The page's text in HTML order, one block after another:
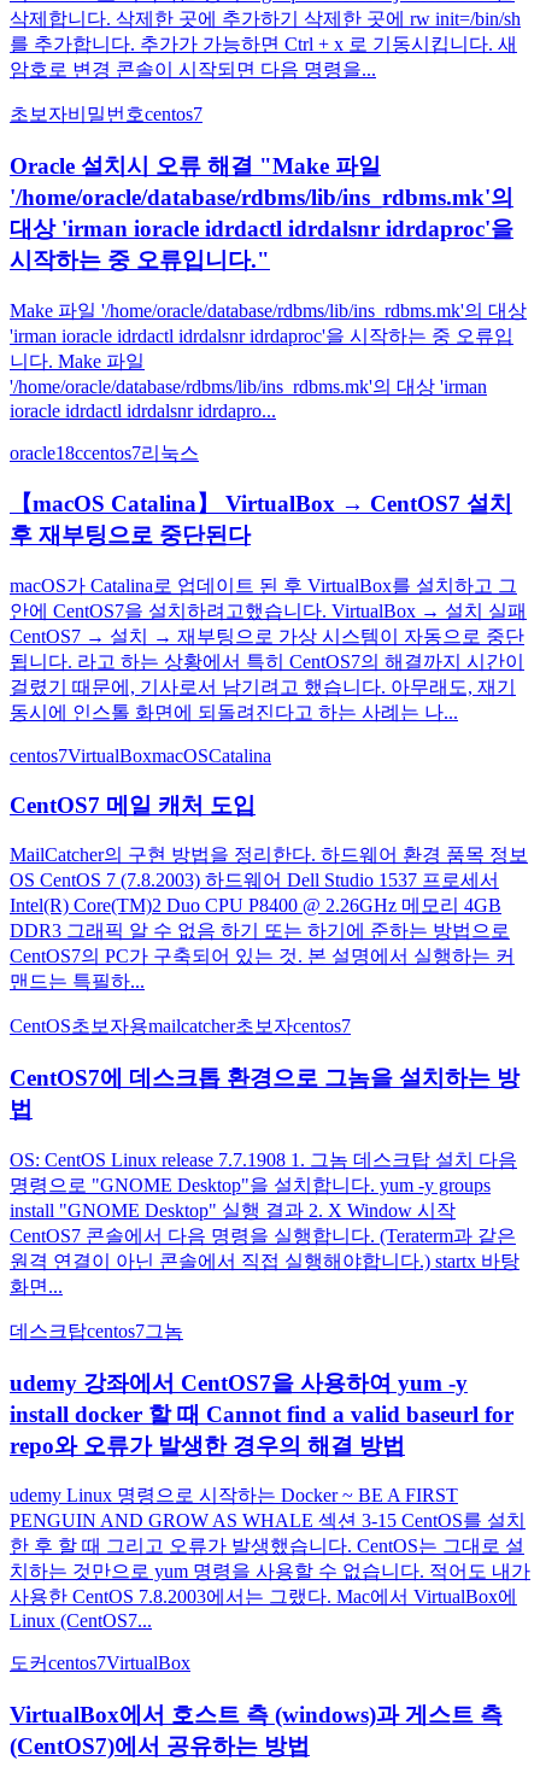
삭제합니다. 삭제한 곳에 추가하기 삭제한 곳에 rw init=/bin/sh
를 추가합니다. 추가가 가능하면 Ctrl + x 로 기동시킵니다. 새
암호로 변경 콘솔이 시작되면 다음 명령을...
초보자비밀번호centos7
Oracle 설치시 오류 해결 "Make 파일
'/home/oracle/database/rdbms/lib/ins_rdbms.mk'의
대상 'irman ioracle idrdactl idrdalsnr idrdaproc'을
시작하는 중 오류입니다."
Make 파일 '/home/oracle/database/rdbms/lib/ins_rdbms.mk'의 대상
'irman ioracle idrdactl idrdalsnr idrdaproc'을 시작하는 중 오류입
니다. Make 파일
'/home/oracle/database/rdbms/lib/ins_rdbms.mk'의 대상 'irman
ioracle idrdactl idrdalsnr idrdapro...
oracle18ccentos7리눅스
【macOS Catalina】 VirtualBox → CentOS7 설치
후 재부팅으로 중단된다
macOS가 Catalina로 업데이트 된 후 VirtualBox를 설치하고 그
안에 CentOS7을 설치하려고했습니다. VirtualBox → 설치 실패
CentOS7 → 설치 → 재부팅으로 가상 시스템이 자동으로 중단
됩니다. 라고 하는 상황에서 특히 CentOS7의 해결까지 시간이
걸렸기 때문에, 기사로서 남기려고 했습니다. 아무래도, 재기
동시에 인스톨 화면에 되돌려진다고 하는 사례는 나...
centos7VirtualBoxmacOSCatalina
CentOS7 메일 캐처 도입
MailCatcher의 구현 방법을 정리한다. 하드웨어 환경 품목 정보
OS CentOS 7 (7.8.2003) 하드웨어 Dell Studio 1537 프로세서
Intel(R) Core(TM)2 Duo CPU P8400 @ 2.26GHz 메모리 4GB
DDR3 그래픽 알 수 없음 하기 또는 하기에 준하는 방법으로
CentOS7의 PC가 구축되어 있는 것. 본 설명에서 실행하는 커
맨드는 특필하...
CentOS초보자용mailcatcher초보자centos7
CentOS7에 데스크톱 환경으로 그놈을 설치하는 방
법
OS: CentOS Linux release 7.7.1908 1. 그놈 데스크탑 설치 다음
명령으로 "GNOME Desktop"을 설치합니다. yum -y groups
install "GNOME Desktop" 실행 결과 2. X Window 시작
CentOS7 콘솔에서 다음 명령을 실행합니다. (Teraterm과 같은
원격 연결이 아닌 콘솔에서 직접 실행해야합니다.) startx 바탕
화면...
데스크탑centos7그놈
udemy 강좌에서 CentOS7을 사용하여 yum -y
install docker 할 때 Cannot find a valid baseurl for
repo와 오류가 발생한 경우의 해결 방법
udemy Linux 명령으로 시작하는 Docker ~ BE A FIRST
PENGUIN AND GROW AS WHALE 섹션 3-15 CentOS를 설치
한 후 할 때 그리고 오류가 발생했습니다. CentOS는 그대로 설
치하는 것만으로 yum 명령을 사용할 수 없습니다. 적어도 내가
사용한 CentOS 7.8.2003에서는 그랬다. Mac에서 VirtualBox에
Linux (CentOS7...
도커centos7VirtualBox
VirtualBox에서 호스트 측 (windows)과 게스트 측
(CentOS7)에서 공유하는 방법